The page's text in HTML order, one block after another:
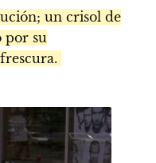
un crisol de
por su